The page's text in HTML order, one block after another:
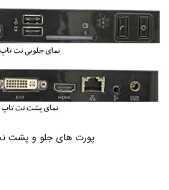
پورت های جلو و پشت